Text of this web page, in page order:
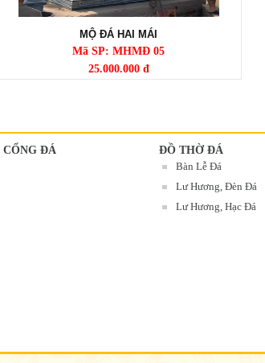
MỘ ĐÁ HAI MÁI
Mã SP: MHMĐ 05
25.000.000 đ
CỔNG ĐÁ
ĐỒ THỜ ĐÁ
Bàn Lễ Đá
Lư Hương, Đèn Đá
Lư Hương, Hạc Đá